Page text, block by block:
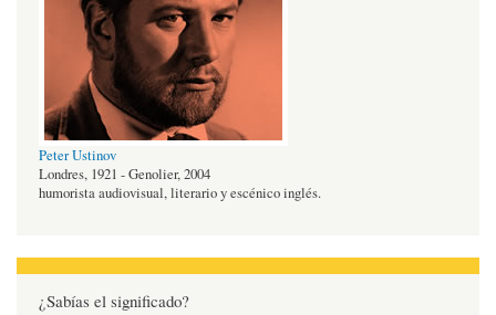
Peter Ustinov
Londres, 1921 - Genolier, 2004
humorista audiovisual, literario y escénico inglés.
¿Sabías el significado?